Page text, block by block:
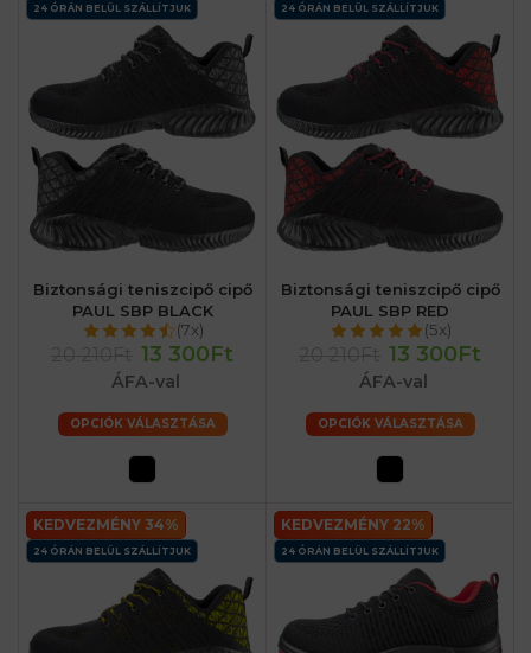
24 ÓRÁN BELÜL SZÁLLÍTJUK
Biztonsági teniszcipő cipő
PAUL SBP BLACK
(7x)
13 300Ft
ÁFA-val
OPCIÓK VÁLASZTÁSA
24 ÓRÁN BELÜL SZÁLLÍTJUK
Biztonsági teniszcipő cipő
PAUL SBP RED
(5x)
13 300Ft
ÁFA-val
OPCIÓK VÁLASZTÁSA
KEDVEZMÉNY 34%
24 ÓRÁN BELÜL SZÁLLÍTJUK
KEDVEZMÉNY 22%
24 ÓRÁN BELÜL SZÁLLÍTJUK